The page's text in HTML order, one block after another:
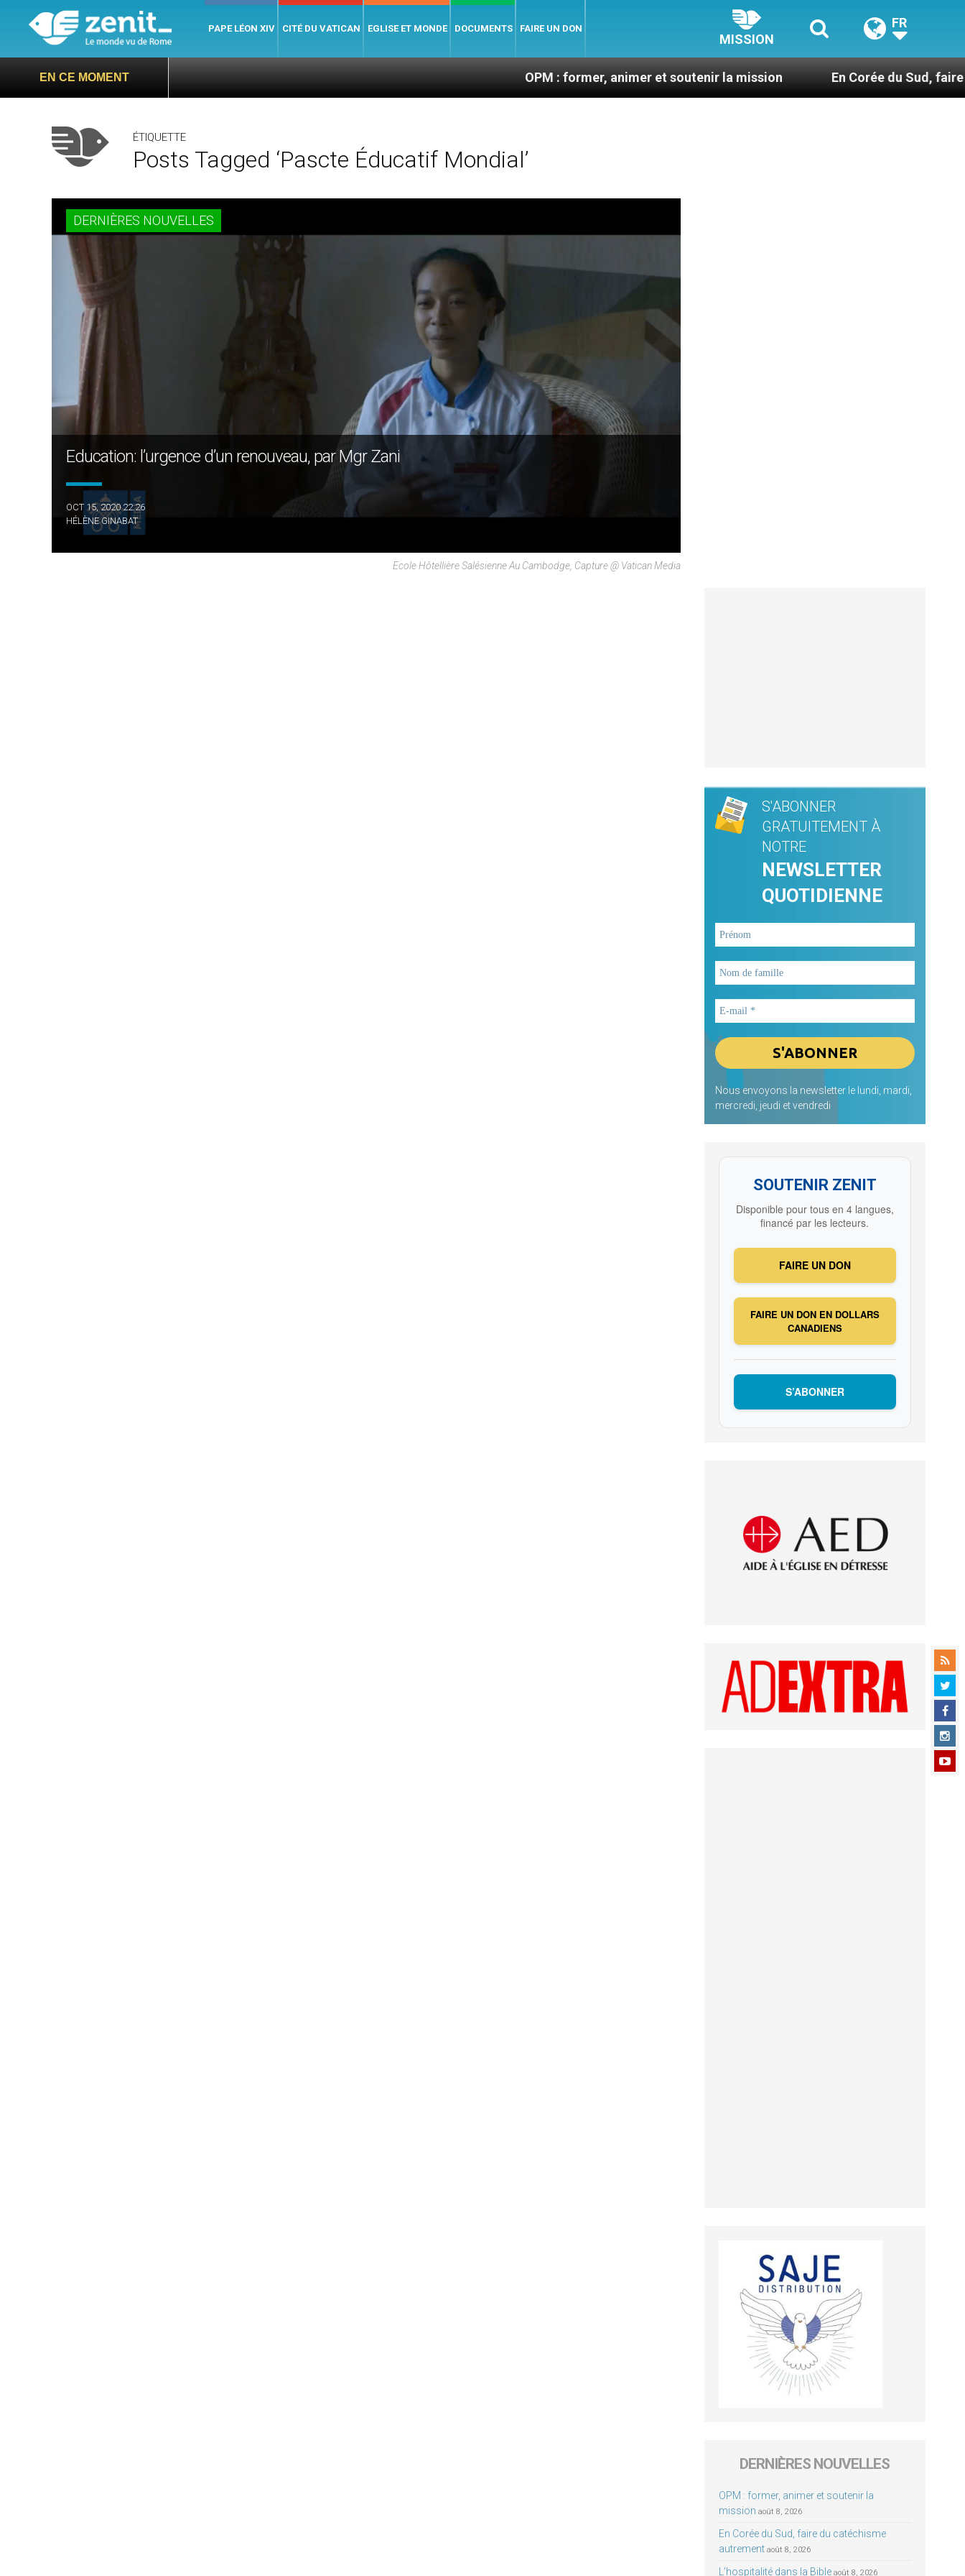
PAPE LÉON XIV CITÉ DU VATICAN EGLISE ET MONDE DOCUMENTS FAIRE UN DON
MISSION
FR
EN CE MOMENT OPM : former, animer et soutenir la mission En Corée du Sud, faire du
ÉTIQUETTE
Posts Tagged ‘pascte Éducatif Mondial’
DERNIÈRES NOUVELLES
Education: l’urgence d’un renouveau, par Mgr Zani
OCT 15, 2020 22:26
HÉLÈNE GINABAT
Ecole Hôtellière Salésienne Au Cambodge, Capture @ Vatican Media
S'ABONNER
GRATUITEMENT À
NOTRE
NEWSLETTER
QUOTIDIENNE
Nous envoyons la newsletter le lundi, mardi,
mercredi, jeudi et vendredi
SOUTENIR ZENIT
Disponible pour tous en 4 langues,
financé par les lecteurs.
FAIRE UN DON
FAIRE UN DON EN DOLLARS
CANADIENS
S’ABONNER
DERNIÈRES NOUVELLES
OPM : former, animer et soutenir la
mission août 8, 2026
En Corée du Sud, faire du catéchisme
autrement août 8, 2026
L’hospitalité dans la Bible août 8, 2026